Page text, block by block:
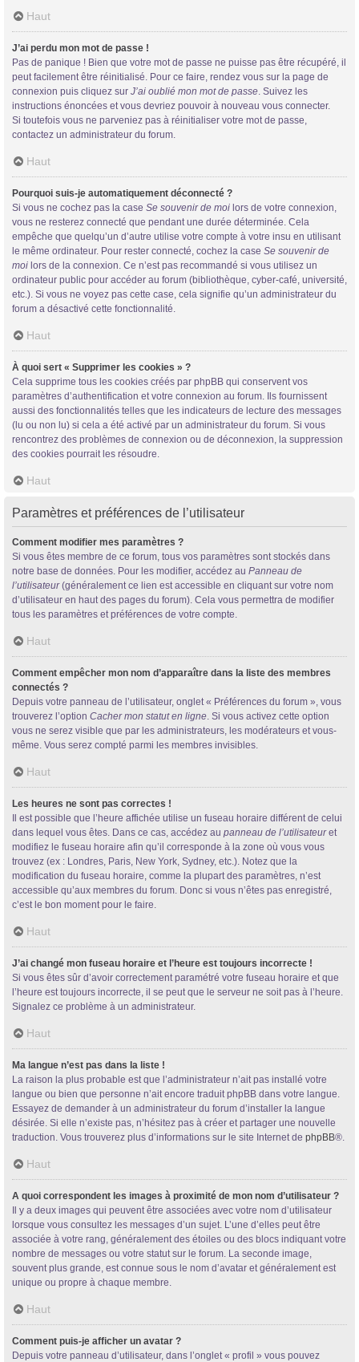
Haut
J’ai perdu mon mot de passe !
Pas de panique ! Bien que votre mot de passe ne puisse pas être récupéré, il
peut facilement être réinitialisé. Pour ce faire, rendez vous sur la page de
connexion puis cliquez sur J’ai oublié mon mot de passe. Suivez les
instructions énoncées et vous devriez pouvoir à nouveau vous connecter.
Si toutefois vous ne parveniez pas à réinitialiser votre mot de passe,
contactez un administrateur du forum.
Haut
Pourquoi suis-je automatiquement déconnecté ?
Si vous ne cochez pas la case Se souvenir de moi lors de votre connexion,
vous ne resterez connecté que pendant une durée déterminée. Cela
empêche que quelqu’un d’autre utilise votre compte à votre insu en utilisant
le même ordinateur. Pour rester connecté, cochez la case Se souvenir de
moi lors de la connexion. Ce n’est pas recommandé si vous utilisez un
ordinateur public pour accéder au forum (bibliothèque, cyber-café, université,
etc.). Si vous ne voyez pas cette case, cela signifie qu’un administrateur du
forum a désactivé cette fonctionnalité.
Haut
À quoi sert « Supprimer les cookies » ?
Cela supprime tous les cookies créés par phpBB qui conservent vos
paramètres d’authentification et votre connexion au forum. Ils fournissent
aussi des fonctionnalités telles que les indicateurs de lecture des messages
(lu ou non lu) si cela a été activé par un administrateur du forum. Si vous
rencontrez des problèmes de connexion ou de déconnexion, la suppression
des cookies pourrait les résoudre.
Haut
Paramètres et préférences de l’utilisateur
Comment modifier mes paramètres ?
Si vous êtes membre de ce forum, tous vos paramètres sont stockés dans
notre base de données. Pour les modifier, accédez au Panneau de
l’utilisateur(généralement ce lien est accessible en cliquant sur votre nom
d’utilisateur en haut des pages du forum). Cela vous permettra de modifier
tous les paramètres et préférences de votre compte.
Haut
Comment empêcher mon nom d’apparaître dans la liste des membres
connectés ?
Depuis votre panneau de l’utilisateur, onglet « Préférences du forum », vous
trouverez l’option Cacher mon statut en ligne. Si vous activez cette option
vous ne serez visible que par les administrateurs, les modérateurs et vous-
même. Vous serez compté parmi les membres invisibles.
Haut
Les heures ne sont pas correctes !
Il est possible que l’heure affichée utilise un fuseau horaire différent de celui
dans lequel vous êtes. Dans ce cas, accédez au panneau de l’utilisateuret
modifiez le fuseau horaire afin qu’il corresponde à la zone où vous vous
trouvez (ex : Londres, Paris, New York, Sydney, etc.). Notez que la
modification du fuseau horaire, comme la plupart des paramètres, n’est
accessible qu’aux membres du forum. Donc si vous n’êtes pas enregistré,
c’est le bon moment pour le faire.
Haut
J’ai changé mon fuseau horaire et l’heure est toujours incorrecte !
Si vous êtes sûr d’avoir correctement paramétré votre fuseau horaire et que
l’heure est toujours incorrecte, il se peut que le serveur ne soit pas à l’heure.
Signalez ce problème à un administrateur.
Haut
Ma langue n’est pas dans la liste !
La raison la plus probable est que l’administrateur n’ait pas installé votre
langue ou bien que personne n’ait encore traduit phpBB dans votre langue.
Essayez de demander à un administrateur du forum d’installer la langue
désirée. Si elle n’existe pas, n’hésitez pas à créer et partager une nouvelle
traduction. Vous trouverez plus d’informations sur le site Internet de phpBB®.
Haut
A quoi correspondent les images à proximité de mon nom d’utilisateur ?
Il y a deux images qui peuvent être associées avec votre nom d’utilisateur
lorsque vous consultez les messages d’un sujet. L’une d’elles peut être
associée à votre rang, généralement des étoiles ou des blocs indiquant votre
nombre de messages ou votre statut sur le forum. La seconde image,
souvent plus grande, est connue sous le nom d’avatar et généralement est
unique ou propre à chaque membre.
Haut
Comment puis-je afficher un avatar ?
Depuis votre panneau d’utilisateur, dans l’onglet « profil » vous pouvez